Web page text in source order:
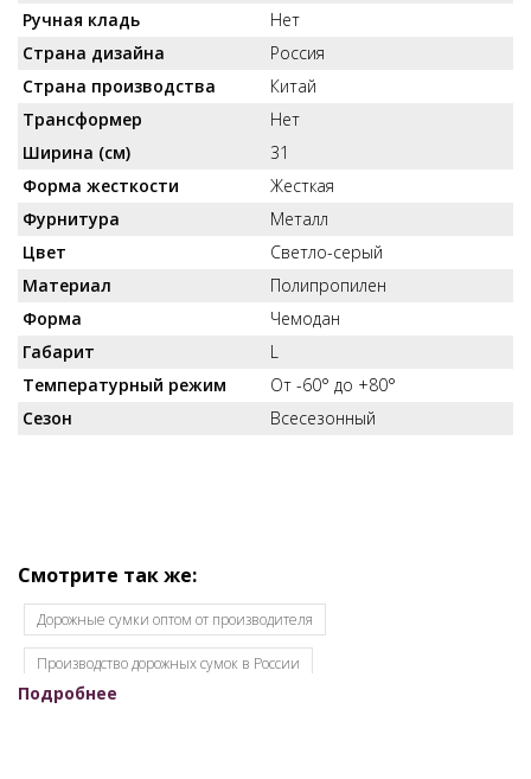
Ручная кладь
Нет
Страна дизайна
Россия
Страна производства
Китай
Трансформер
Нет
Ширина (см)
31
Форма жесткости
Жесткая
Фурнитура
Металл
Цвет
Светло-серый
Материал
Полипропилен
Форма
Чемодан
Габарит
L
Температурный режим
От -60° до +80°
Сезон
Всесезонный
Смотрите так же:
Дорожные сумки оптом от производителя
Производство дорожных сумок в России
Спортивные сумки оптом
Подробнее